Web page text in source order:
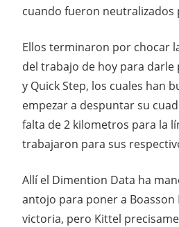
cuando fueron neutralizados
Ellos terminaron por chocar
del trabajo de hoy para darle
y Quick Step, los cuales han
empezar a despuntar su
falta de 2 kilometros para la
trabajaron para sus
Allí el Dimention Data ha
antojo para poner a Boasson
victoria, pero Kittel